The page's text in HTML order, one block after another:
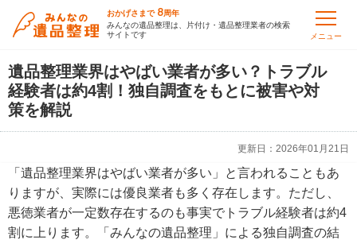
おかげさまで 8周年
みんなの遺品整理は、片付け・遺品整理業者の検索
サイトです
メニュー
遺品整理業界はやばい業者が多い？トラブル
経験者は約4割！独自調査をもとに被害や対
策を解説
更新日： 2026年01月21日
「遺品整理業界はやばい業者が多い」と言われることもあ
りますが、実際には優良業者も多く存在します。ただし、
悪徳業者が一定数存在するのも事実でトラブル経験者は約4
割に上ります。「みんなの遺品整理」による独自調査の結